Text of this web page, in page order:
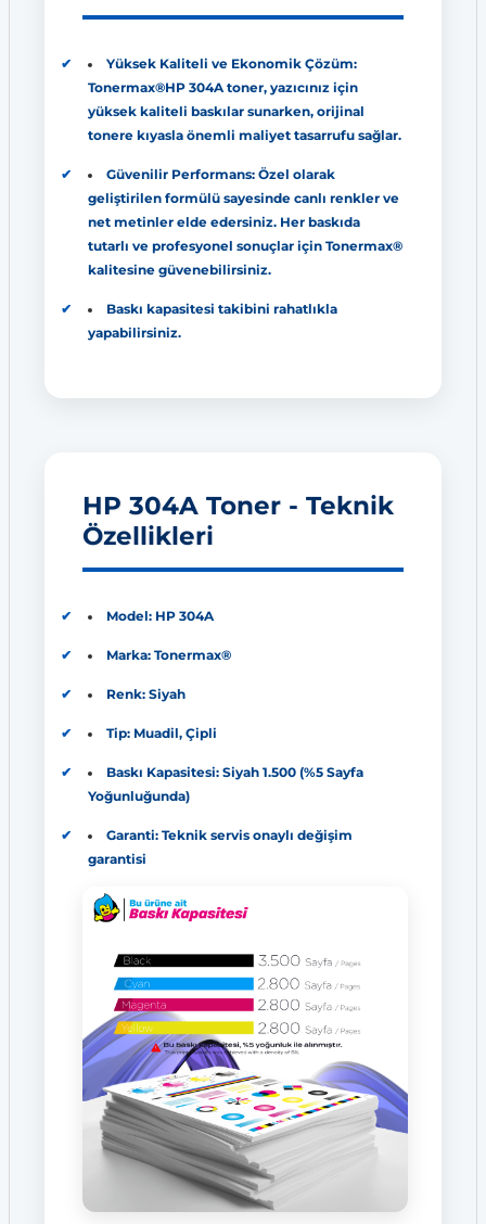
Yüksek Kaliteli ve Ekonomik Çözüm:
Tonermax®HP 304A toner, yazıcınız için
yüksek kaliteli baskılar sunarken, orijinal
tonere kıyasla önemli maliyet tasarrufu sağlar.
Güvenilir Performans: Özel olarak
geliştirilen formülü sayesinde canlı renkler ve
net metinler elde edersiniz. Her baskıda
tutarlı ve profesyonel sonuçlar için Tonermax®
kalitesine güvenebilirsiniz.
Baskı kapasitesi takibini rahatlıkla
yapabilirsiniz.
HP 304A Toner - Teknik
Özellikleri
Model: HP 304A
Marka: Tonermax®
Renk: Siyah
Tip: Muadil, Çipli
Baskı Kapasitesi: Siyah 1.500 (%5 Sayfa
Yoğunluğunda)
Garanti: Teknik servis onaylı değişim
garantisi